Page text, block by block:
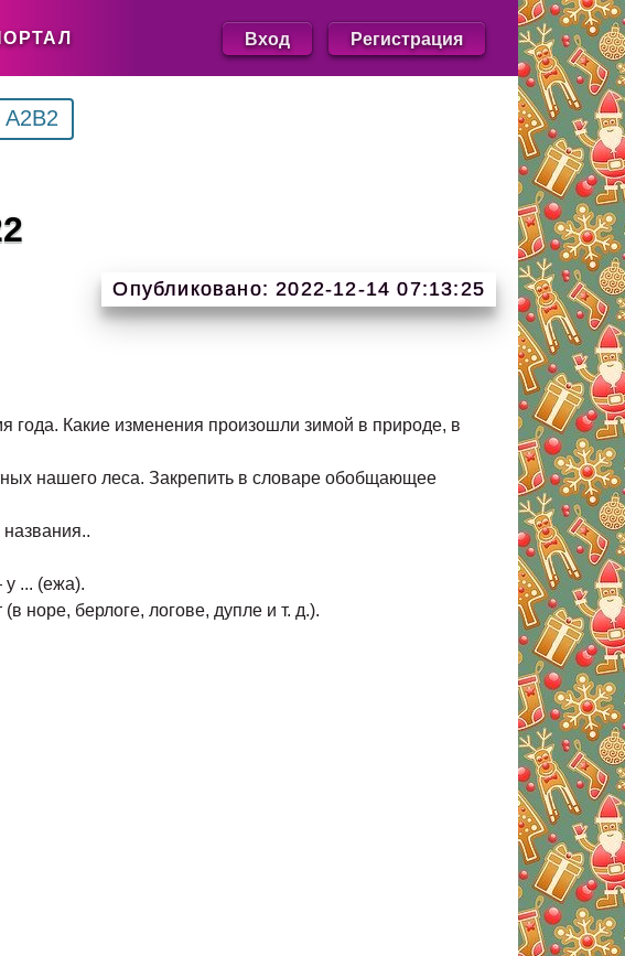
Вход Регистрация
Опубликовано: 2022-12-14 07:13:25
Какие изменения произошли зимой в природе, в
нашего леса. Закрепить в словаре обобщающее
... (ежа).
норе, берлоге, логове, дупле и т. д.).